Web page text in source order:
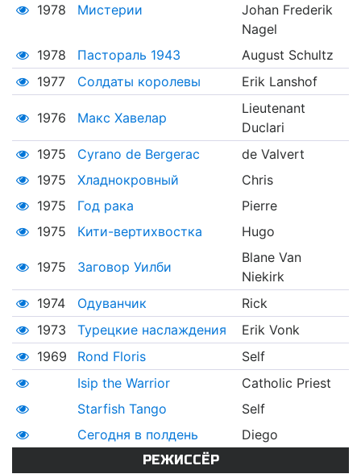
1978 Мистерии
Johan Frederik
Nagel
1978
Пастораль 1943
August Schultz
1977
Солдаты королевы Erik Lanshof
1976 Макс Хавелар
Lieutenant
Duclari
1975
Cyrano de Bergerac
de Valvert
1975
Хладнокровный
Chris
1975
Год рака
Pierre
1975
Кити-вертихвостка Hugo
1975 Заговор Уилби
Blane Van
Niekirk
1974
Одуванчик
Rick
1973
Турецкие наслаждения
Erik Vonk
1969
Rond Floris
Self
Isip the Warrior
Catholic Priest
Starfish Tango
Self
Сегодня в полдень
Diego
РЕЖИССЁР